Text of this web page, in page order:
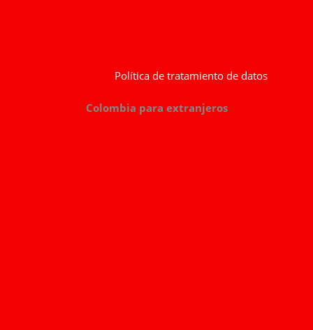
Política de tratamiento de datos
Colombia para extranjeros